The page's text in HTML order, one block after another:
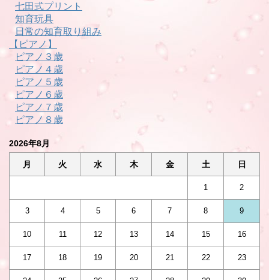
七田式プリント
知育玩具
日常の知育取り組み
【ピアノ】
ピアノ３歳
ピアノ４歳
ピアノ５歳
ピアノ６歳
ピアノ７歳
ピアノ８歳
2026年8月
月 火 水 木 金 土 日
1 2
3 4 5 6 7 8 9
10 11 12 13 14 15 16
17 18 19 20 21 22 23